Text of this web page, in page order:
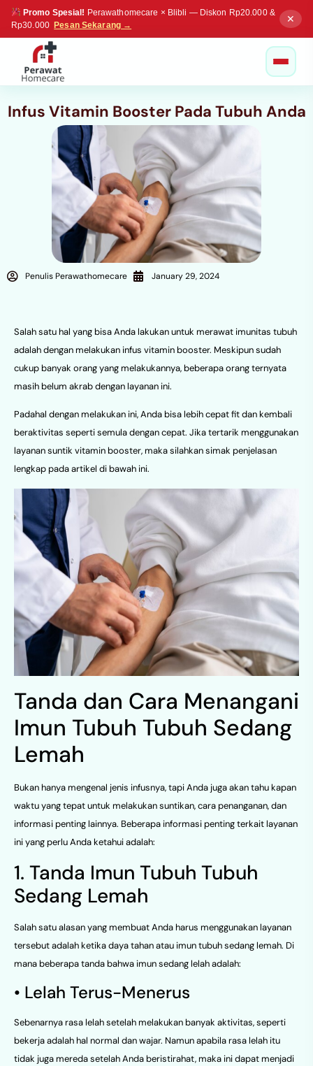
Promo Spesial! Perawathomecare × Blibli — Diskon Rp20.000 &
Rp30.000 Pesan Sekarang →
✕
Infus Vitamin Booster Pada Tubuh Anda
Penulis Perawathomecare January 29, 2024
Salah satu hal yang bisa Anda lakukan untuk merawat imunitas tubuh
adalah dengan melakukan infus vitamin booster. Meskipun sudah
cukup banyak orang yang melakukannya, beberapa orang ternyata
masih belum akrab dengan layanan ini.
Padahal dengan melakukan ini, Anda bisa lebih cepat fit dan kembali
beraktivitas seperti semula dengan cepat. Jika tertarik menggunakan
layanan suntik vitamin booster, maka silahkan simak penjelasan
lengkap pada artikel di bawah ini.
Tanda dan Cara Menangani
Imun Tubuh Tubuh Sedang
Lemah
Bukan hanya mengenal jenis infusnya, tapi Anda juga akan tahu kapan
waktu yang tepat untuk melakukan suntikan, cara penanganan, dan
informasi penting lainnya. Beberapa informasi penting terkait layanan
ini yang perlu Anda ketahui adalah:
1. Tanda Imun Tubuh Tubuh
Sedang Lemah
Salah satu alasan yang membuat Anda harus menggunakan layanan
tersebut adalah ketika daya tahan atau imun tubuh sedang lemah. Di
mana beberapa tanda bahwa imun sedang lelah adalah:
• Lelah Terus-Menerus
Sebenarnya rasa lelah setelah melakukan banyak aktivitas, seperti
bekerja adalah hal normal dan wajar. Namun apabila rasa lelah itu
tidak juga mereda setelah Anda beristirahat, maka ini dapat menjadi